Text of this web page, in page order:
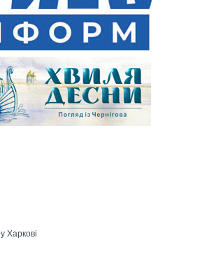
у Харкові